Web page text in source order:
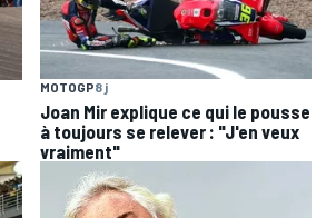
MOTOGP8 j
Joan Mir explique ce qui le pousse
à toujours se relever : "J'en veux
vraiment"